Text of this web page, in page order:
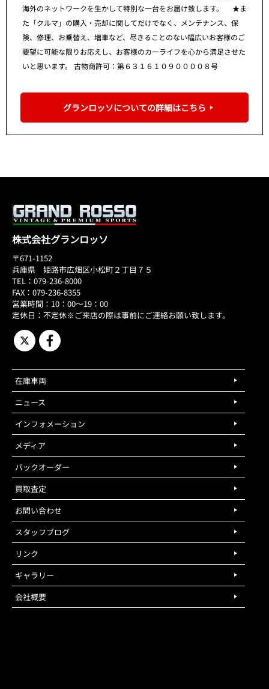
海外のネットワークを生かして特別な一台をお届け致します。 ★ま
た「クルマ」の購入・売却に関してだけでなく、メンテナンス、保
険、修理、お乗替え、増車など、尽きることのない幅広いお客様のご
要望に可能な限りお応えし、お客様のカーライフを心から満足させた
いと思います。 古物商許可：第６３１６１０９００００８号
グランロッソについての詳細はこちら
株式会社グランロッソ
〒671-1152
兵庫県 姫路市広畑区小松町２丁目７５
TEL：079-236-8000
FAX：079-236-8355
営業時間：10：00～19：00
定休日：不定休※ご来店の際は事前にご連絡お願い致します。
在庫車両
ニュース
インフォメーション
メディア
バックオーダー
買取査定
お問い合わせ
スタッフブログ
リンク
ギャラリー
会社概要